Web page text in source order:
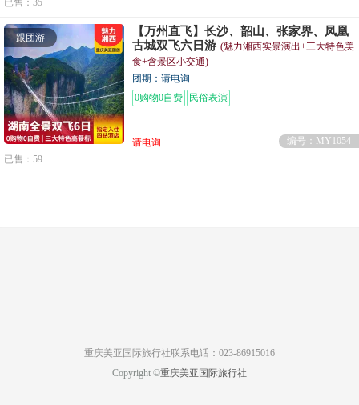
已售：35
跟团游
【万州直飞】长沙、韶山、张家界、凤凰
古城双飞六日游 (魅力湘西实景演出+三大特色美
食+含景区小交通)
团期：请电询
0购物0自费
民俗表演
请电询
编号：MY1054
已售：59
重庆美亚国际旅行社联系电话：023-86915016
Copyright ©重庆美亚国际旅行社